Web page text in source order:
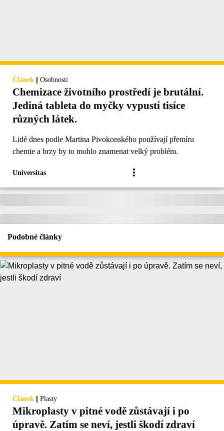
Článek | Osobnosti
Chemizace životního prostředí je brutální.
Jediná tableta do myčky vypustí tisíce
různých látek.
Lidé dnes podle Martina Pivokonského používají přemíru
chemie a brzy by to mohlo znamenat velký problém.
Universitas
Podobné články
Článek | Plasty
Mikroplasty v pitné vodě zůstávají i po
úpravě. Zatím se neví, jestli škodí zdraví